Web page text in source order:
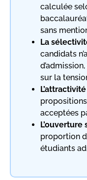
calculée
sans
La
candidats
sur la
L’attractivité
acceptées
L’ouverture
proportion
étudiants